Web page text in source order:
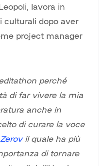
lavora in
culturali dopo aver
project manager
perché
di far vivere la mia
anche in
di curare la voce
il quale ha più
di tornare